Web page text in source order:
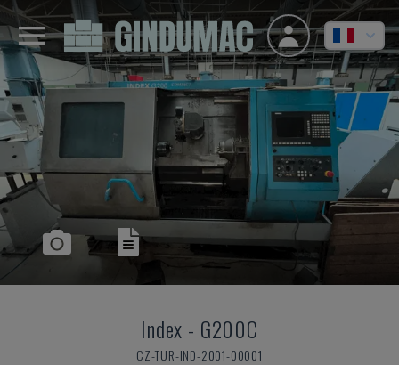
Index - G200C
CZ-TUR-IND-2001-00001